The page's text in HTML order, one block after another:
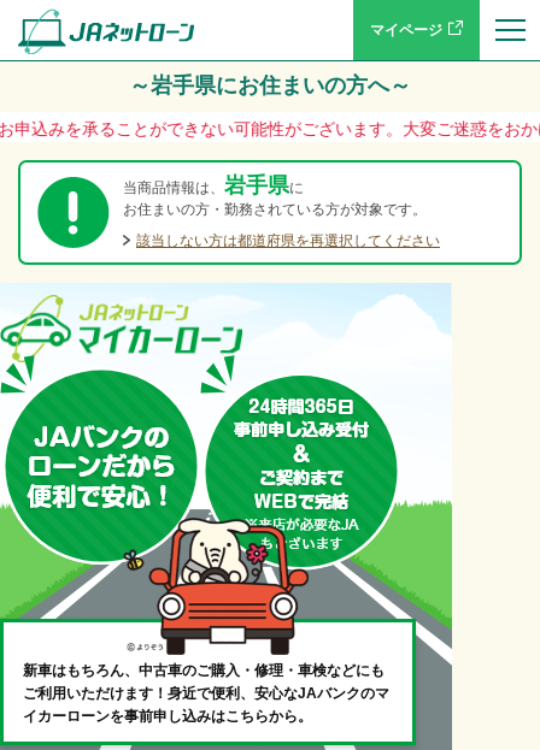
マイページ
～岩手県にお住まいの方へ～
承ることができない可能性がございます。大変ご迷惑をおか
当商品情報は、 岩手県に
お住まいの方・勤務されている方が対象です。
該当しない方は都道府県を再選択してください
新車はもちろん、中古車のご購入・修理・車検などにも
ご利用いただけます！身近で便利、安心なJAバンクのマ
イカーローンを事前申し込みはこちらから。